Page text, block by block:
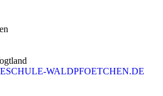
WALDPFOETCHEN.DE